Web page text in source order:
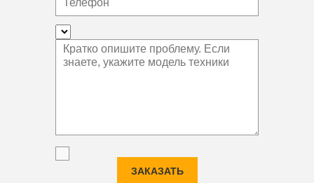
ЗАКАЗАТЬ